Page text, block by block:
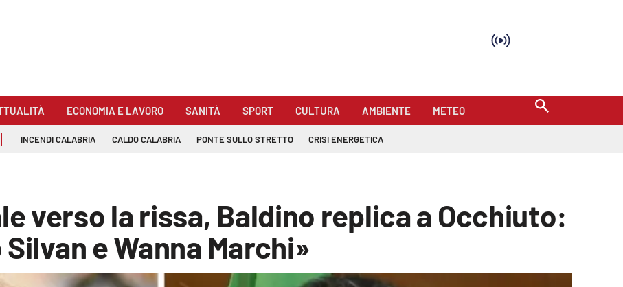
ECONOMIA E LAVORO SANITÀ SPORT CULTURA AMBIENTE METEO
INCENDI CALABRIA CALDO CALABRIA PONTE SULLO STRETTO CRISI ENERGETICA
verso la rissa, Baldino replica a Occhiuto:
e Wanna Marchi»